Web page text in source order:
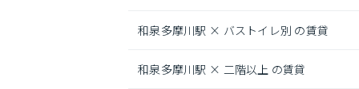
和泉多摩川駅 × バストイレ別 の賃貸
和泉多摩川駅 × 二階以上 の賃貸